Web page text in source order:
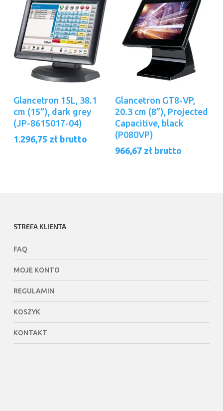
Glancetron 15L, 38.1
cm (15”), dark grey
(JP-8615017-04)
1.296,75 zł brutto
Glancetron GT8-VP,
20.3 cm (8”), Projected
Capacitive, black
(P080VP)
966,67 zł brutto
STREFA KLIENTA
FAQ
MOJE KONTO
REGULAMIN
KOSZYK
KONTAKT